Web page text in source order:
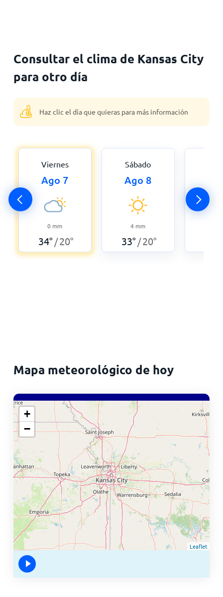
Consultar el clima de Kansas City
para otro día
Haz clic el día que quieras para más información
Viernes
Ago 7
0 mm
34° /20°
Sábado
Ago 8
4 mm
33° /20°
Mapa meteorológico de hoy
+
−
Leaflet